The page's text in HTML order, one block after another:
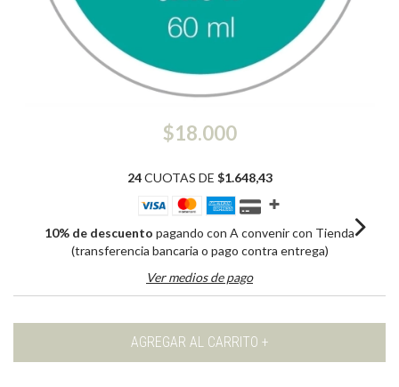
$18.000
24CUOTAS DE $1.648,43
10% de descuento pagando con A convenir con Tienda
(transferencia bancaria o pago contra entrega)
Ver medios de pago